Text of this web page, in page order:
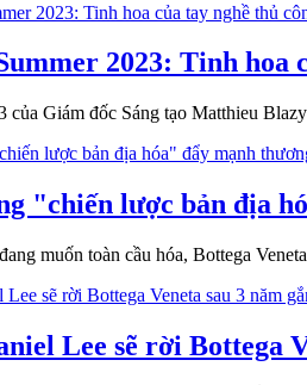
2023: Tinh hoa
của Giám đốc Sáng tạo Matthieu
"chiến lược bản địa
muốn toàn cầu hóa, Bottega
Lee sẽ rời Bottega